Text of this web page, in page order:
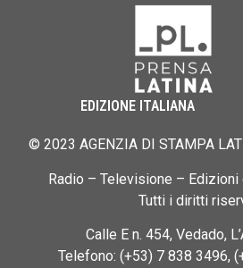
EDIZIONE ITALIANA
© 2023 AGENZIA DI STAMPA
Radio – Televisione –
Tutti i diritti
Calle E n. 454, Vedado,
Telefono: (+53) 7 838 3496,